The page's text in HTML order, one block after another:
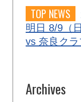
TOP NEWS
明日 8/9（
vs 奈良クラ
Archives